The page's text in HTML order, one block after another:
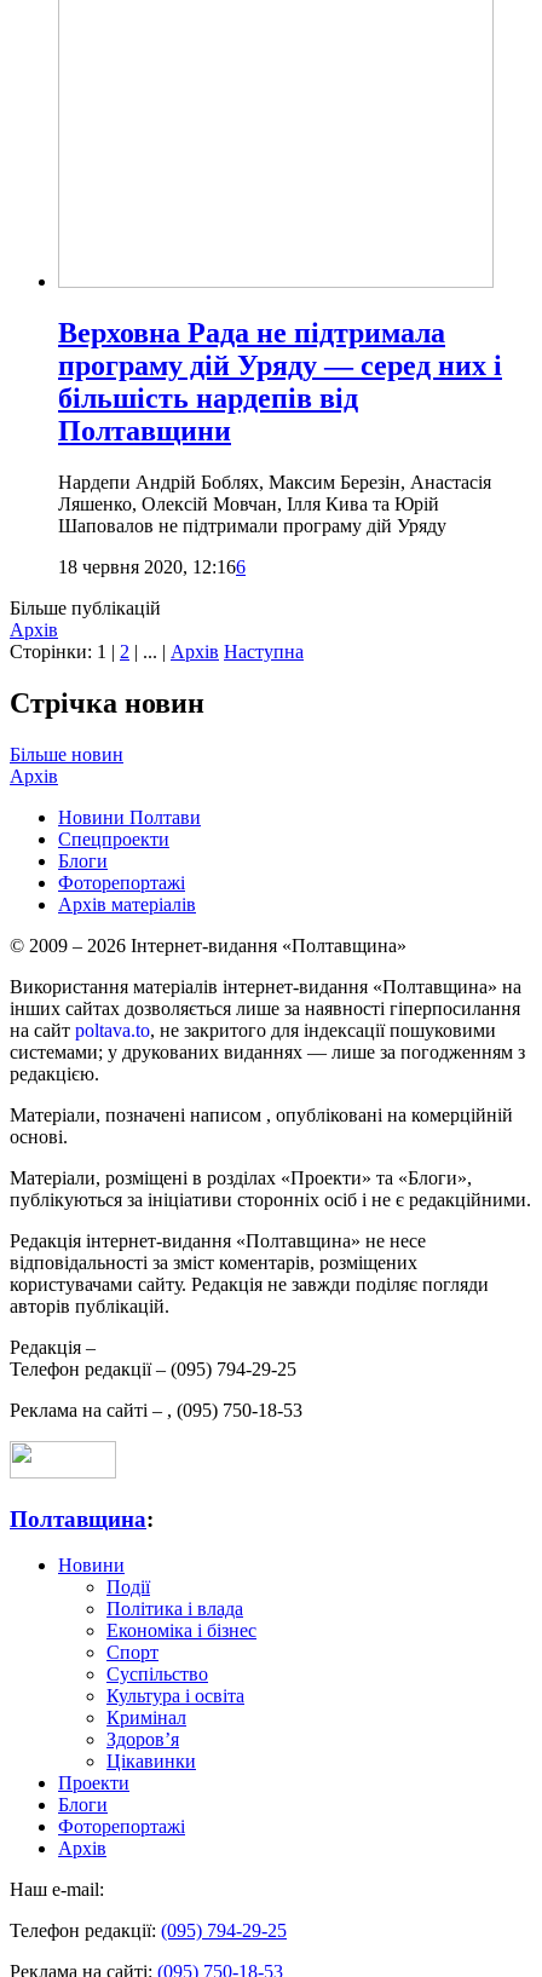
Верховна Рада не підтримала
програму дій Уряду — серед них і
більшість нардепів від
Полтавщини
Нардепи Андрій Боблях, Максим Березін, Анастасія
Ляшенко, Олексій Мовчан, Ілля Кива та Юрій
Шаповалов не підтримали програму дій Уряду
18 червня 2020, 12:166
Більше публікацій
Архів
Сторінки: 1 | 2 | ... | Архів Наступна
Стрічка новин
Більше новин
Архів
Новини Полтави
Спецпроекти
Блоги
Фоторепортажі
Архів матеріалів
© 2009 – 2026 Інтернет-видання «Полтавщина»
Використання матеріалів інтернет-видання «Полтавщина» на
інших сайтах дозволяється лише за наявності гіперпосилання
на сайт poltava.to, не закритого для індексації пошуковими
системами; у друкованих виданнях — лише за погодженням з
редакцією.
Матеріали, позначені написом , опубліковані на комерційній
основі.
Матеріали, розміщені в розділах «Проекти» та «Блоги»,
публікуються за ініціативи сторонніх осіб і не є редакційними.
Редакція інтернет-видання «Полтавщина» не несе
відповідальності за зміст коментарів, розміщених
користувачами сайту. Редакція не завжди поділяє погляди
авторів публікацій.
Редакція –
Телефон редакції – (095) 794-29-25
Реклама на сайті – , (095) 750-18-53
Полтавщина:
Новини
Події
Політика і влада
Економіка і бізнес
Спорт
Суспільство
Культура і освіта
Кримінал
Здоров’я
Цікавинки
Проекти
Блоги
Фоторепортажі
Архів
Наш e-mail:
Телефон редакції: (095) 794-29-25
Реклама на сайті: (095) 750-18-53